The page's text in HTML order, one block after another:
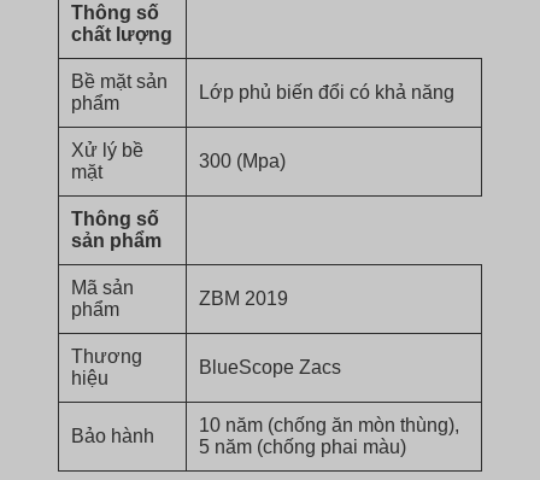
Thông số
chất lượng
Bề mặt sản
phẩm
Lớp phủ biến đổi có khả năng
Xử lý bề
mặt
300 (Mpa)
Thông số
sản phẩm
Mã sản
phẩm
ZBM 2019
Thương
hiệu
BlueScope Zacs
Bảo hành
10 năm (chống ăn mòn thùng),
5 năm (chống phai màu)